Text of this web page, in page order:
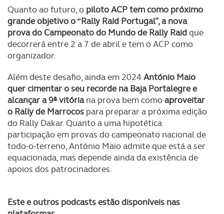
parceiros e organizações na UE e em países terceiros.
O ACP garantirá que as transferências internacionais de
dados pessoais serão realizadas apenas com o seu
consentimento e quando tal se afigure estritamente
Realçamos que o bloqueio de certo tipo de Cookies e
tecnologias similares pode ter impacto na sua
experiência de navegação no Website e nos serviços
disponibilizados.
Consulte a política de cookies do site.
Quanto ao futuro, o piloto ACP tem como próximo
grande objetivo o “Rally Raid Portugal”, a nova
prova do Campeonato do Mundo de Rally Raidque
decorrerá entre 2 a 7 de abril e tem o ACP como
organizador.
Além deste desafio, ainda em 2024 António Maio
quer cimentar o seu recorde na Baja Portalegre e
alcançar a 9ª vitóriana prova bem comoaproveitar
o Rally de Marrocos para preparar a próxima edição
do Rally Dakar. Quanto a uma hipotética
participação em provas do campeonato nacional de
todo-o-terreno, António Maio admite que está a ser
equacionada, mas depende ainda da existência de
apoios dos patrocinadores.
Este e outros podcasts estão disponíveis nas